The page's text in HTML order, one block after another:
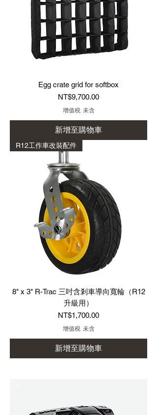
Egg crate grid for softbox
價格
NT$9,700.00
增值税 未含
新增至購物車
R12工作車改裝配件
8" x 3" R-Trac 三吋含剎車導向寬輪（R12
升級用）
價格
NT$1,700.00
增值税 未含
新增至購物車